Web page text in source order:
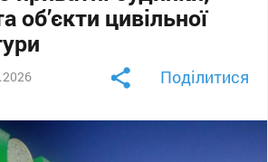
об’єкти цивільної
Поділитися